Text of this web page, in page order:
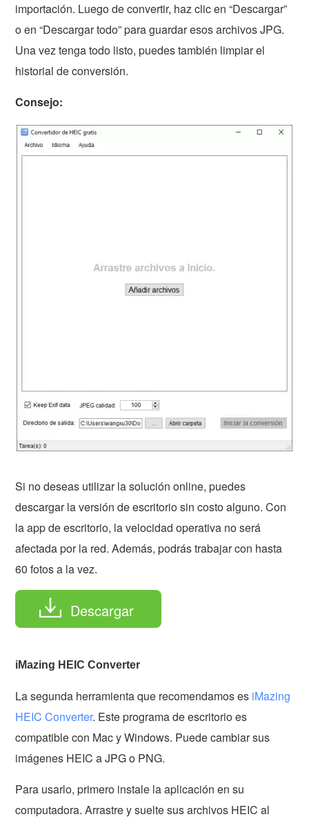
importación. Luego de convertir, haz clic en “Descargar”
o en “Descargar todo” para guardar esos archivos JPG.
Una vez tenga todo listo, puedes también limpiar el
historial de conversión.
Consejo:
Si no deseas utilizar la solución online, puedes
descargar la versión de escritorio sin costo alguno. Con
la app de escritorio, la velocidad operativa no será
afectada por la red. Además, podrás trabajar con hasta
60 fotos a la vez.
Descargar
iMazing HEIC Converter
La segunda herramienta que recomendamos es iMazing
HEIC Converter. Este programa de escritorio es
compatible con Mac y Windows. Puede cambiar sus
imágenes HEIC a JPG o PNG.
Para usarlo, primero instale la aplicación en su
computadora. Arrastre y suelte sus archivos HEIC al